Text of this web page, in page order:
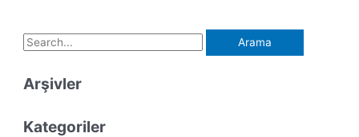
S
a
c
Arşivler
Kategoriler